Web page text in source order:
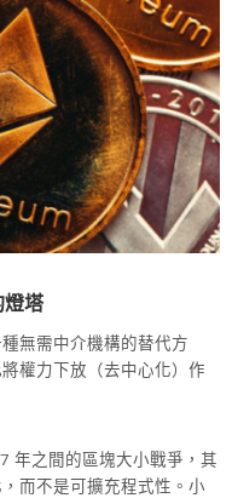
塔
無需中介機構的替代方
權力下放（去中心化）作
年之間的區塊大小戰爭，其
而不是可擴充程式性。小